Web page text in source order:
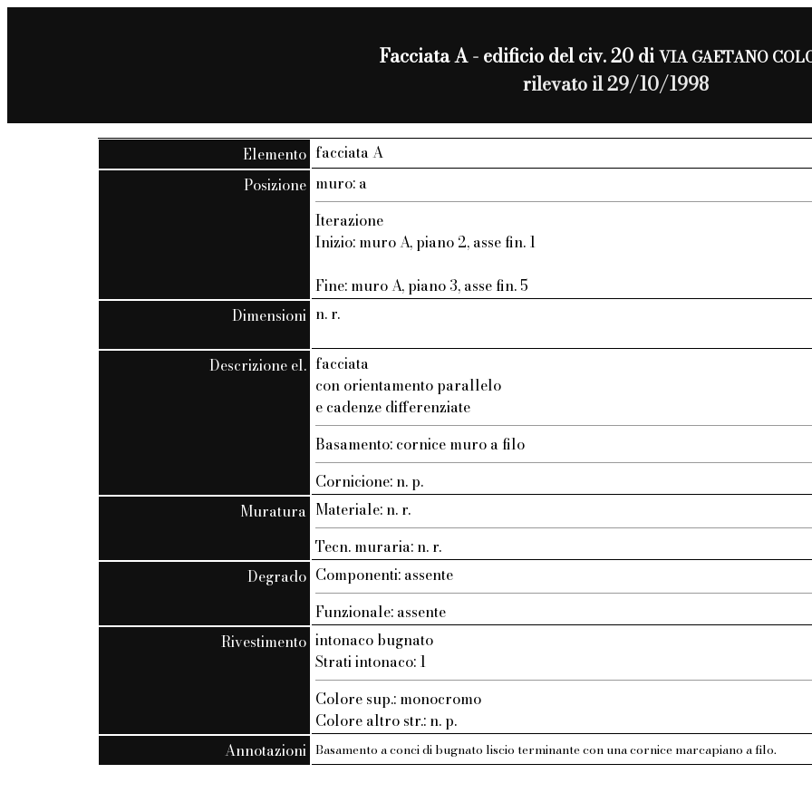
Facciata A - edificio del civ. 20 diVIA GAETANO
rilevato il 29/10/1998
Elemento facciata A
Posizione muro: a
Iterazione
Inizio: muro A, piano 2, asse fin. 1
Fine: muro A, piano 3, asse fin. 5
Dimensioni n. r.
Descrizione el. facciata
con orientamento parallelo
e cadenze differenziate
Basamento: cornice muro a filo
Cornicione: n. p.
Muratura Materiale: n. r.
Tecn. muraria: n. r.
Degrado Componenti: assente
Funzionale: assente
Rivestimento intonaco bugnato
Strati intonaco: 1
Colore sup.: monocromo
Colore altro str.: n. p.
Annotazioni Basamento a conci di bugnato liscio terminante con una cornice marcapiano a filo.